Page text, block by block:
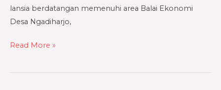
lansia berdatangan memenuhi area Balai Ekonomi
Desa Ngadiharjo,
Read More »